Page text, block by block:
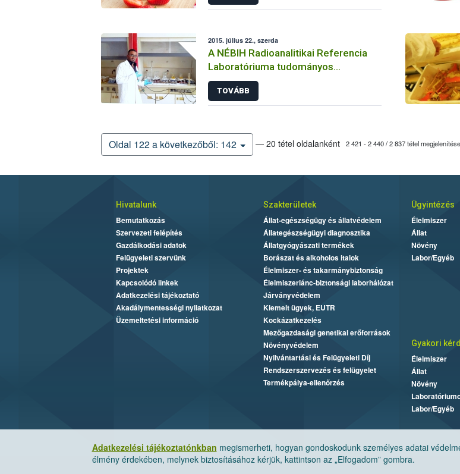
2015. július 22., szerda
A NÉBIH Radioanalitikai Referencia
Laboratóriuma tudományos
látogatókat fogadott Katarból
TOVÁBB
Oldal 122 a következőből: 142 — 20 tétel oldalanként 2 421 - 2 440 / 2 837 tétel
Adatkezelési tájékoztatónkban megismerheti, hogyan gondoskodunk személyes adatai
élmény érdekében, melynek biztosításához kérjük, kattintson az „Elfogadom” gombra.
Hivatalunk
Bemutatkozás
Szervezeti felépítés
Gazdálkodási adatok
Felügyeleti szervünk
Projektek
Kapcsolódó linkek
Adatkezelési tájékoztató
Akadálymentességi nyilatkozat
Üzemeltetési információ
Szakterületek
Állat-egészségügy és állatvédelem
Állategészségügyi diagnosztika
Állatgyógyászati termékek
Borászat és alkoholos italok
Élelmiszer- és takarmánybiztonság
Élelmiszerlánc-biztonsági laborhálózat
Járványvédelem
Kiemelt ügyek, EUTR
Kockázatkezelés
Mezőgazdasági genetikai erőforrások
Növényvédelem
Nyilvántartási és Felügyeleti Díj
Rendszerszervezés és felügyelet
Termékpálya-ellenőrzés
Ügyintézés
Élelmiszer
Állat
Növény
Labor/Egyéb
Gyakori
Élelmiszer
Állat
Növény
Labor/Egyéb